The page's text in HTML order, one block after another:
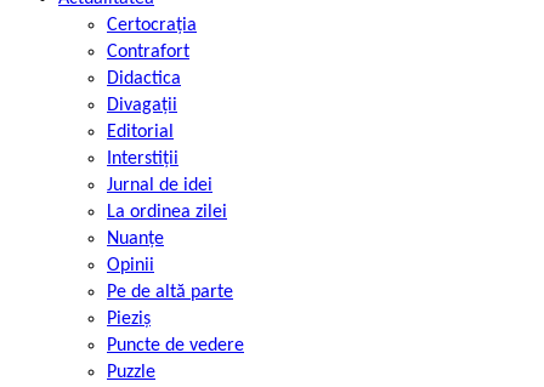
Certocrația
Contrafort
Didactica
Divagații
Editorial
Interstiții
Jurnal de idei
La ordinea zilei
Nuanțe
Opinii
Pe de altă parte
Pieziș
Puncte de vedere
Puzzle